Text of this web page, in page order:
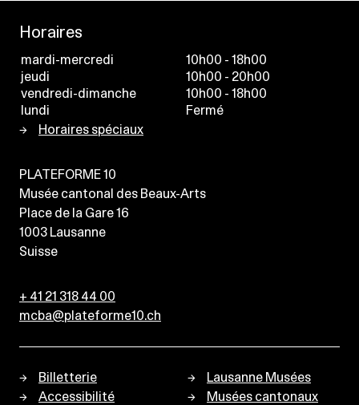
Horaires
mardi-mercredi
10h00 - 18h00
jeudi
10h00 - 20h00
vendredi-dimanche
10h00 - 18h00
lundi
Fermé
Horaires spéciaux
PLATEFORME 10
Musée cantonal des Beaux-Arts
Place de la Gare 16
1003 Lausanne
Suisse
+ 41 21 318 44 00
mcba@plateforme10.ch
Billetterie
Accessibilité
Lausanne Musées
Musées cantonaux